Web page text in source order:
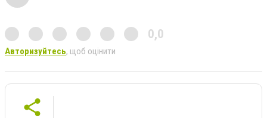
0,0
Авторизуйтесь, щоб оцінити